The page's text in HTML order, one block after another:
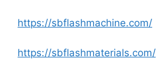
https://sbflashmachine.com/
https://sbflashmaterials.com/